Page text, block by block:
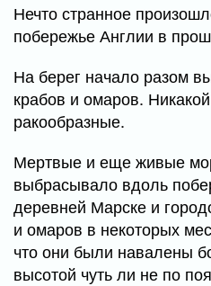
Нечто странное
побережье Англии в
На берег начало разом
крабов и омаров.
ракообразные.
Мертвые и еще живые
выбрасывало вдоль
деревней Марске и
и омаров в некоторых
что они были навалены
высотой чуть ли не по